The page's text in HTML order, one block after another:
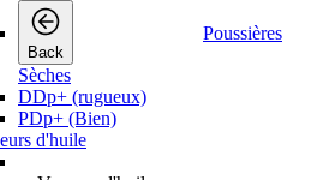
Back
Poussières
Sèches
DDp+ (rugueux)
PDp+ (Bien)
d'huile